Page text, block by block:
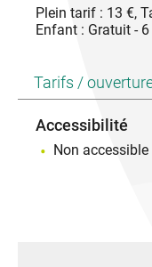
• Plein tarif : 13
Durée
•
Plein tarif : 13 €,
Enfant : Gratuit -
Tarifs /
Accessibilité
Non